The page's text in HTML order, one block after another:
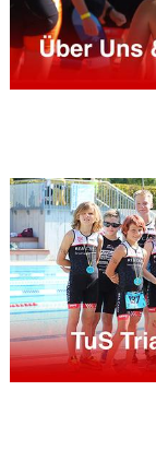
Unser
Sportsuche
Deutsches